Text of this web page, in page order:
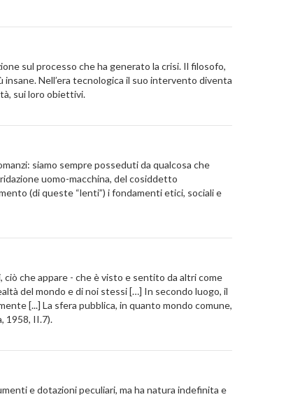
sul processo che ha generato la crisi. Il filosofo,
Nell’era tecnologica il suo intervento diventa
sui loro obiettivi.
siamo sempre posseduti da qualcosa che
uomo-macchina, del cosiddetto
(di queste “lenti”) i fondamenti etici, sociali e
ciò che appare - che è visto e sentito da altri come
del mondo e di noi stessi […] In secondo luogo, il
[...] La sfera pubblica, in quanto mondo comune,
1958, II.7).
e dotazioni peculiari, ma ha natura indefinita e